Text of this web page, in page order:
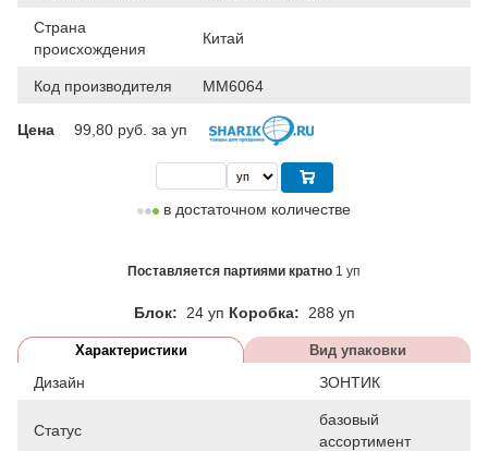
Страна
происхождения
Китай
Код производителя MM6064
Цена 99,80 руб. за уп
в достаточном количестве
Поставляется партиями кратно 1 уп
Блок: 24 уп Коробка: 288 уп
Характеристики Вид упаковки
Дизайн ЗОНТИК
Статус
базовый
ассортимент